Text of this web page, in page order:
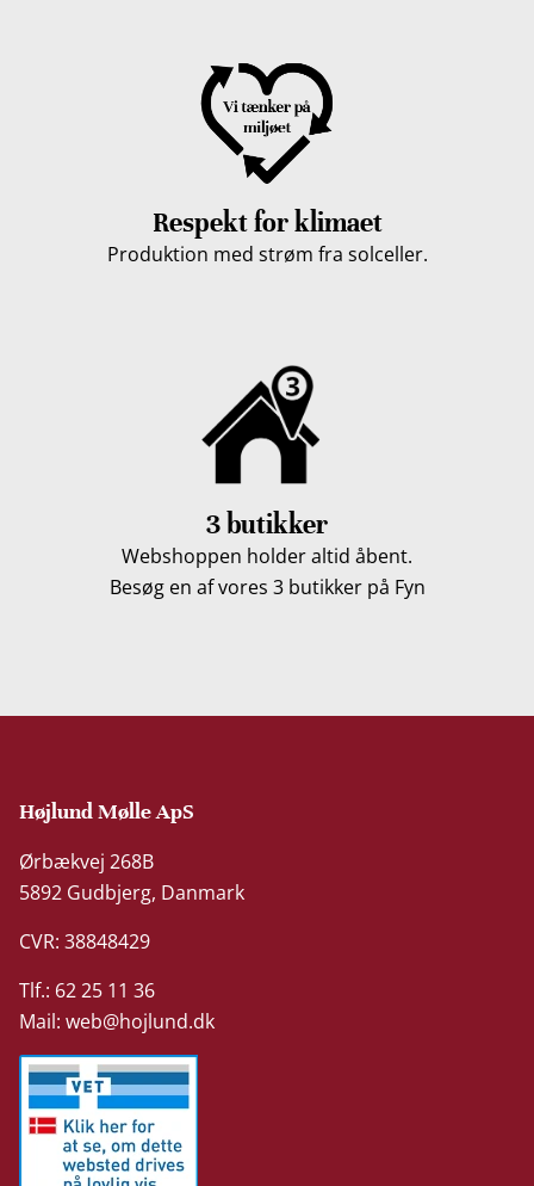
Respekt for klimaet
Produktion med strøm fra solceller.
3 butikker
Webshoppen holder altid åbent.
Besøg en af vores 3 butikker på Fyn
Højlund Mølle ApS
Ørbækvej 268B
5892 Gudbjerg, Danmark
CVR: 38848429
Tlf.: 62 25 11 36
Mail:web@hojlund.dk